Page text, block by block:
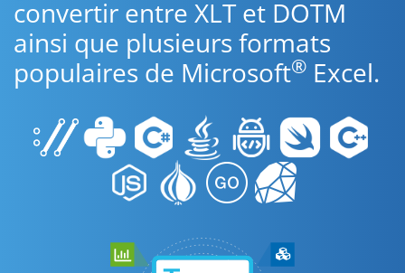
convertir entre XLT et DOTM
ainsi que plusieurs formats
populaires de Microsoft® Excel.